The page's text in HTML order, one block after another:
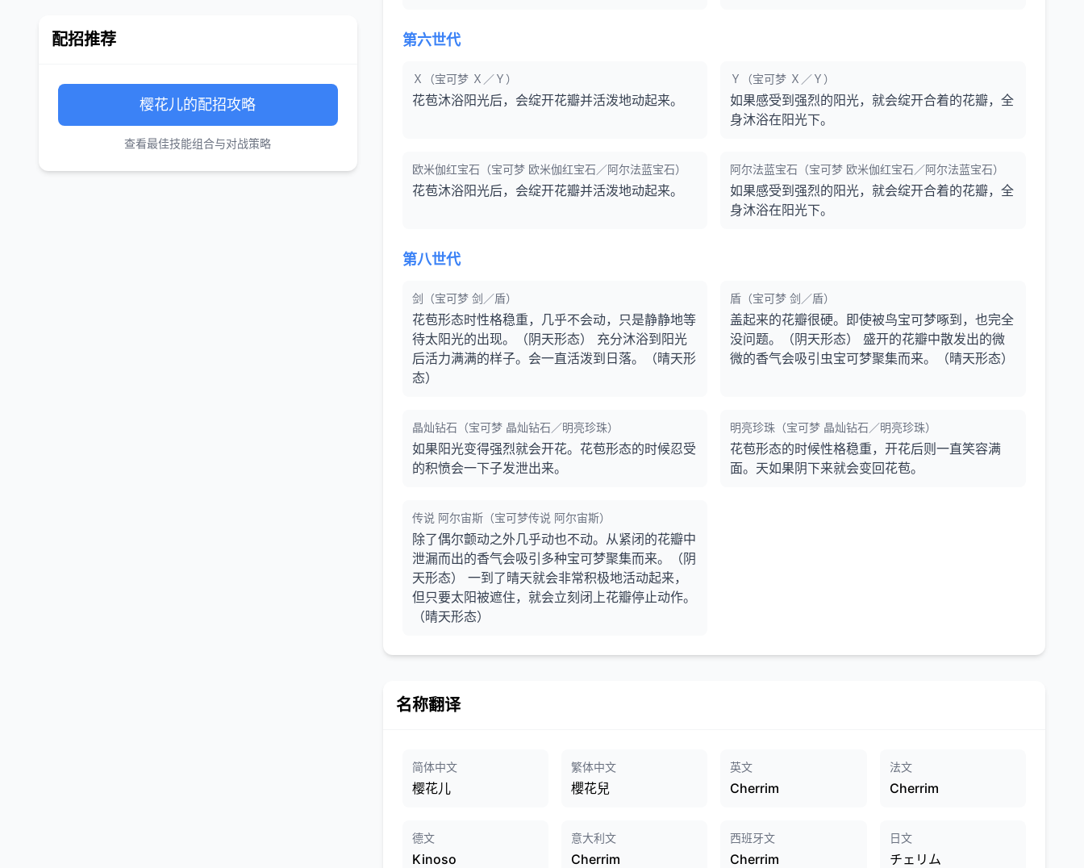
配招推荐
樱花儿的配招攻略
查看最佳技能组合与对战策略
第六世代
Ｘ（宝可梦 Ｘ／Ｙ）
花苞沐浴阳光后，会绽开花瓣并活泼地动起来。
Ｙ（宝可梦 Ｘ／Ｙ）
如果感受到强烈的阳光，就会绽开合着的花瓣，全
身沐浴在阳光下。
欧米伽红宝石（宝可梦 欧米伽红宝石／阿尔法蓝宝石）
花苞沐浴阳光后，会绽开花瓣并活泼地动起来。
阿尔法蓝宝石（宝可梦 欧米伽红宝石／阿尔法蓝宝石）
如果感受到强烈的阳光，就会绽开合着的花瓣，全
身沐浴在阳光下。
第八世代
剑（宝可梦 剑／盾）
花苞形态时性格稳重，几乎不会动，只是静静地等
待太阳光的出现。（阴天形态） 充分沐浴到阳光
后活力满满的样子。会一直活泼到日落。（晴天形
态）
盾（宝可梦 剑／盾）
盖起来的花瓣很硬。即使被鸟宝可梦啄到，也完全
没问题。（阴天形态） 盛开的花瓣中散发出的微
微的香气会吸引虫宝可梦聚集而来。（晴天形态）
晶灿钻石（宝可梦 晶灿钻石／明亮珍珠）
如果阳光变得强烈就会开花。花苞形态的时候忍受
的积愤会一下子发泄出来。
明亮珍珠（宝可梦 晶灿钻石／明亮珍珠）
花苞形态的时候性格稳重，开花后则一直笑容满
面。天如果阴下来就会变回花苞。
传说 阿尔宙斯（宝可梦传说 阿尔宙斯）
除了偶尔颤动之外几乎动也不动。从紧闭的花瓣中
泄漏而出的香气会吸引多种宝可梦聚集而来。（阴
天形态） 一到了晴天就会非常积极地活动起来，
但只要太阳被遮住，就会立刻闭上花瓣停止动作。
（晴天形态）
名称翻译
简体中文
樱花儿
繁体中文
櫻花兒
英文
Cherrim
法文
Cherrim
德文
Kinoso
意大利文
Cherrim
西班牙文
Cherrim
日文
チェリム